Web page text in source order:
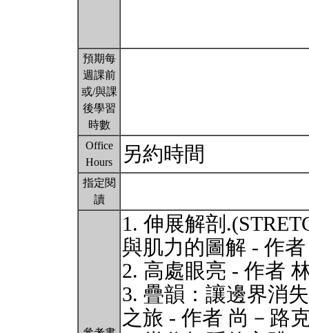
預期每
週課前
或/與課
後學習
時數
Office
Hours
另約時間
指定閱
讀
1. 伸展解剖
與肌力的圖解 - 作
2. 高處眼亮 - 作者
3. 疊韻：讓邊界消
之旅 - 作者 尚－路